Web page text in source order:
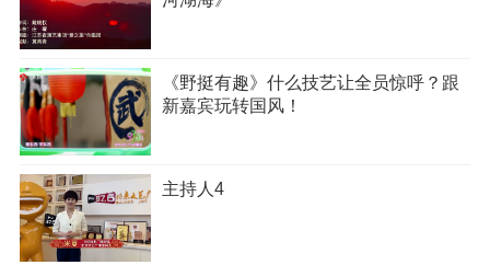
《野挺有趣》什么技艺让全员惊呼？跟
新嘉宾玩转国风！
主持人4